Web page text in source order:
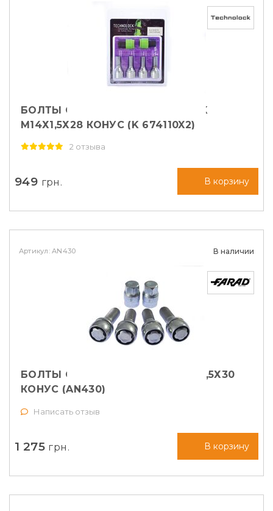
БОЛТЫ СЕКРЕТНЫЕ TECHNOLOCK
М14Х1,5Х28 КОНУС (K 674110X2)
2 отзыва
949 грн. В корзину
Артикул: AN430 В наличии
БОЛТЫ СЕКРЕТНЫЕ FARAD М14Х1,5Х30
КОНУС (AN430)
Написать отзыв
1 275 грн. В корзину